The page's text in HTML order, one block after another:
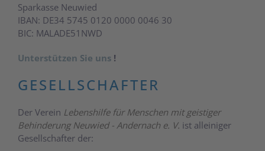
Sparkasse Neuwied
IBAN: DE34 5745 0120 0000 0046 30
BIC: MALADE51NWD
Unterstützen Sie uns !
GESELLSCHAFTER
Der Verein Lebenshilfe für Menschen mit geistiger
Behinderung Neuwied - Andernach e. V. ist alleiniger
Gesellschafter der: